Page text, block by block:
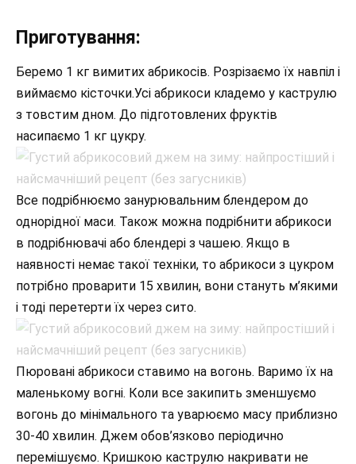
Приготування:
Беремо 1 кг вимитих абрикосів. Розрізаємо їх навпіл і
виймаємо кісточки.Усі абрикоси кладемо у каструлю
з товстим дном. До підготовлених фруктів
насипаємо 1 кг цукру.
Все подрібнюємо занурювальним блендером до
однорідної маси. Також можна подрібнити абрикоси
в подрібнювачі або блендері з чашею. Якщо в
наявності немає такої техніки, то абрикоси з цукром
потрібно проварити 15 хвилин, вони стануть м’якими
і тоді перетерти їх через сито.
Пюровані абрикоси ставимо на вогонь. Варимо їх на
маленькому вогні. Коли все закипить зменшуємо
вогонь до мінімального та уварюємо масу приблизно
30-40 хвилин. Джем обов’язково періодично
перемішуємо. Кришкою каструлю накривати не